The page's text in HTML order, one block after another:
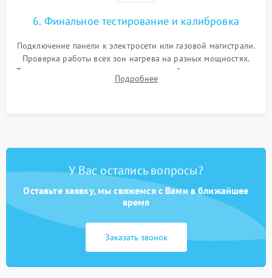
6. Финальное тестирование и калибровка
Подключение панели к электросети или газовой магистрали.
Проверка работы всех зон нагрева на разных мощностях.
Тестирование сенсорного управления, таймера, индикаторов
остаточного тепла и систем защиты от перегрева.
Подробнее
У Вас остались вопросы?
Оставьте заявку, мы свяжемся с Вами в ближайшее
время
Заказать звонок